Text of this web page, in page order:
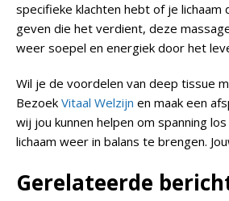
specifieke klachten hebt of je lichaam
geven die het verdient, deze
weer soepel en energiek door het
Wil je de voordelen van deep tissue
Bezoek Vitaal Welzijn en maak een
wij jou kunnen helpen om spanning
lichaam weer in balans te brengen.
Gerelateerde